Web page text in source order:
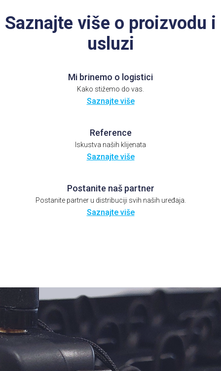
Saznajte više o proizvodu i
usluzi
Mi brinemo o logistici
Kako stižemo do vas.
Saznajte više
Reference
Iskustva naših klijenata
Saznajte više
Postanite naš partner
Postanite partner u distribuciji svih naših uređaja.
Saznajte više